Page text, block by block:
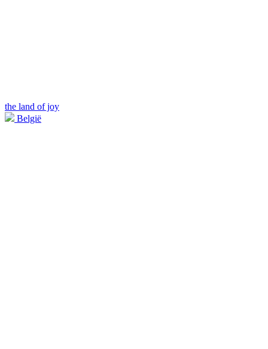
the land of joy
België